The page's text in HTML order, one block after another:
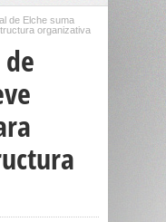
de Elche suma
organizativa